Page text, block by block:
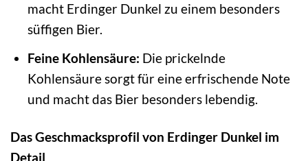
macht Erdinger Dunkel zu einem besonders
süffigen Bier.
Feine Kohlensäure: Die prickelnde
Kohlensäure sorgt für eine erfrischende Note
und macht das Bier besonders lebendig.
Das Geschmacksprofil von Erdinger Dunkel im
Detail